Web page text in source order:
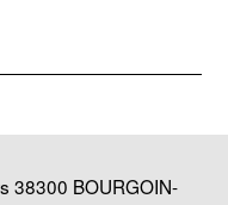
38300 BOURGOIN-